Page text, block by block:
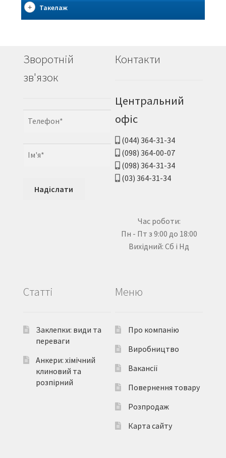
Такелаж
Зворотній
зв'язок
Контакти
Центральний
офіс
(044) 364-31-34
(098) 364-00-07
(098) 364-31-34
(03) 364-31-34
Час роботи:
Пн - Пт з 9:00 до 18:00
Вихідний: Сб і Нд
Статті
Заклепки: види та
переваги
Анкери: хімічний
клиновий та
розпірний
Меню
Про компанію
Виробництво
Вакансії
Повернення товару
Розпродаж
Карта сайту